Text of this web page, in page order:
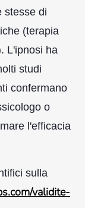
stesse di
(terapia
L'ipnosi ha
studi
confermano
o
l'efficacia
sulla
validite-